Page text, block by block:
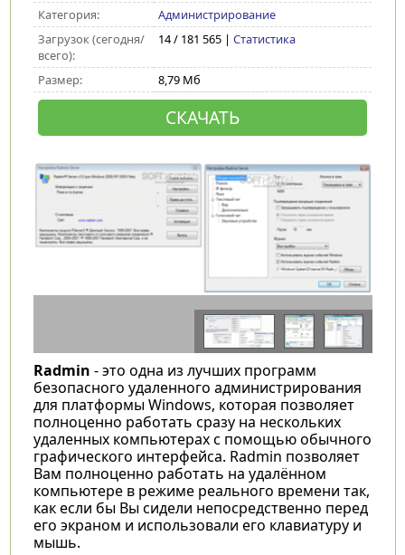
Категория:
Администрирование
Загрузок (сегодня/
всего):
14 / 181 565 | Статистика
Размер: 8,79 Мб
СКАЧАТЬ
Radmin - это одна из лучших программ
безопасного удаленного администрирования
для платформы Windows, которая позволяет
полноценно работать сразу на нескольких
удаленных компьютерах с помощью обычного
графического интерфейса. Radmin позволяет
Вам полноценно работать на удалённом
компьютере в режиме реального времени так,
как если бы Вы сидели непосредственно перед
его экраном и использовали его клавиатуру и
мышь.